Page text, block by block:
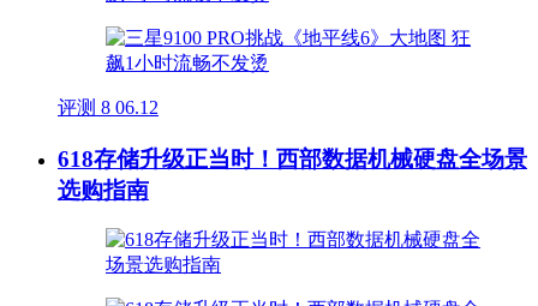
评测 8 06.12
618存储升级正当时！西部数据机械硬盘全场景
选购指南